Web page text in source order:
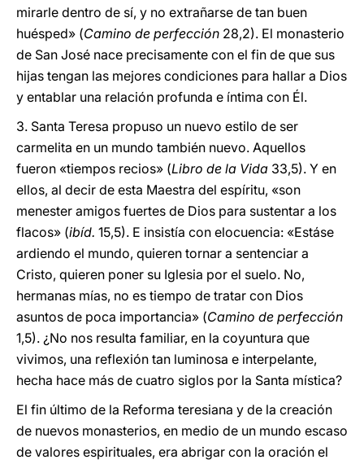
mirarle dentro de sí, y no extrañarse de tan buen
huésped» (Camino de perfección 28,2). El monasterio
de San José nace precisamente con el fin de que sus
hijas tengan las mejores condiciones para hallar a Dios
y entablar una relación profunda e íntima con Él.
3. Santa Teresa propuso un nuevo estilo de ser
carmelita en un mundo también nuevo. Aquellos
fueron «tiempos recios» (Libro de la Vida 33,5). Y en
ellos, al decir de esta Maestra del espíritu, «son
menester amigos fuertes de Dios para sustentar a los
flacos» (ibíd. 15,5). E insistía con elocuencia: «Estáse
ardiendo el mundo, quieren tornar a sentenciar a
Cristo, quieren poner su Iglesia por el suelo. No,
hermanas mías, no es tiempo de tratar con Dios
asuntos de poca importancia» (Camino de perfección
1,5). ¿No nos resulta familiar, en la coyuntura que
vivimos, una reflexión tan luminosa e interpelante,
hecha hace más de cuatro siglos por la Santa mística?
El fin último de la Reforma teresiana y de la creación
de nuevos monasterios, en medio de un mundo escaso
de valores espirituales, era abrigar con la oración el